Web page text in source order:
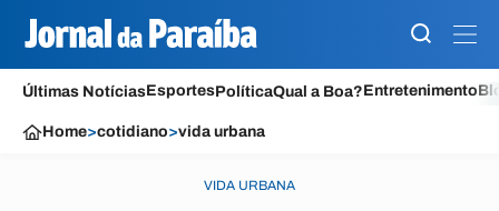
Últimas NotíciasEsportesPolíticaQual a Boa?Entretenimento
Home>cotidiano>vida urbana
VIDA URBANA